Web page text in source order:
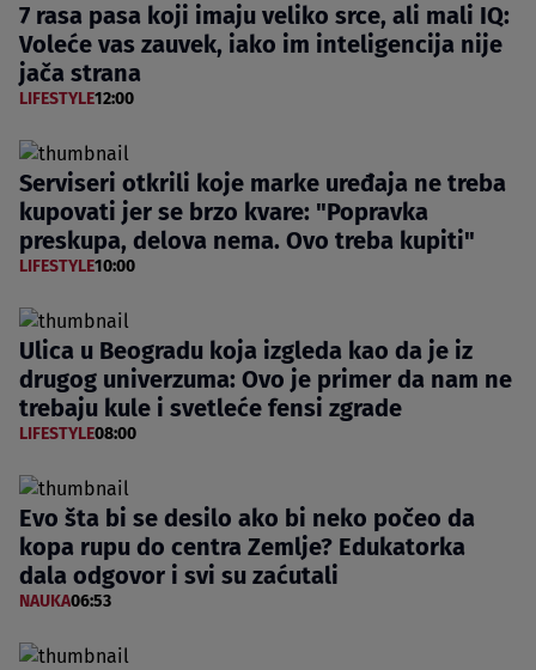
7 rasa pasa koji imaju veliko srce, ali mali IQ:
Voleće vas zauvek, iako im inteligencija nije
jača strana
LIFESTYLE12:00
Serviseri otkrili koje marke uređaja ne treba
kupovati jer se brzo kvare: "Popravka
preskupa, delova nema. Ovo treba kupiti"
LIFESTYLE10:00
Ulica u Beogradu koja izgleda kao da je iz
drugog univerzuma: Ovo je primer da nam ne
trebaju kule i svetleće fensi zgrade
LIFESTYLE08:00
Evo šta bi se desilo ako bi neko počeo da
kopa rupu do centra Zemlje? Edukatorka
dala odgovor i svi su zaćutali
NAUKA06:53